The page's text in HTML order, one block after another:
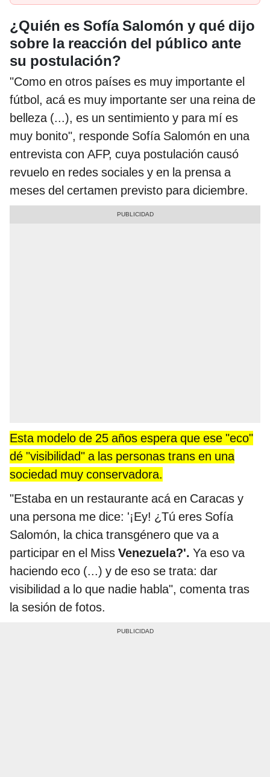
¿Quién es Sofía Salomón y qué dijo
sobre la reacción del público ante
su postulación?
"Como en otros países es muy importante el
fútbol, acá es muy importante ser una reina de
belleza (...), es un sentimiento y para mí es
muy bonito", responde Sofía Salomón en una
entrevista con AFP, cuya postulación causó
revuelo en redes sociales y en la prensa a
meses del certamen previsto para diciembre.
Esta modelo de 25 años espera que ese "eco"
dé "visibilidad" a las personas trans en una
sociedad muy conservadora.
"Estaba en un restaurante acá en Caracas y
una persona me dice: '¡Ey! ¿Tú eres Sofía
Salomón, la chica transgénero que va a
participar en el Miss Venezuela?'. Ya eso va
haciendo eco (...) y de eso se trata: dar
visibilidad a lo que nadie habla", comenta tras
la sesión de fotos.